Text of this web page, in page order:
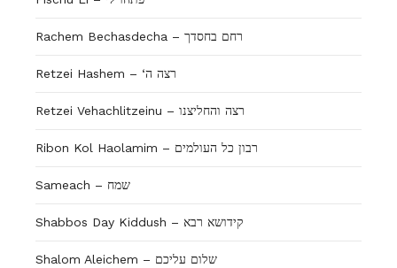
Rachem Bechasdecha – רחם בחסדך
Retzei Hashem – ‘רצה ה
Retzei Vehachlitzeinu – רצה והחליצנו
Ribon Kol Haolamim – רבון כל העולמים
Sameach – שמח
Shabbos Day Kiddush – קידושא רבא
Shalom Aleichem – שלום עליכם